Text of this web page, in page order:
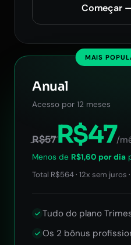
Começar
MAIS
Anual
Acesso por 12 meses
R$57R$47/
Menos de R$1,60 por dia
Total R$564 · 12x sem juros
Tudo do plano
Os 2 bônus